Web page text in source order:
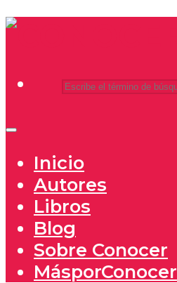
Inicio
Autores
Libros
Blog
Sobre Conocer
MásporConocer